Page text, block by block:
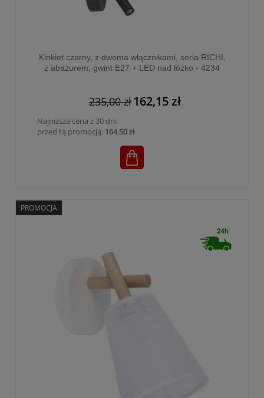
Kinkiet czarny, z dwoma włącznikami, seria RICHI,
z abażurem, gwint E27 + LED nad łóżko - 4234
235,00 zł 162,15 zł
Najniższa cena z 30 dni
przed tą promocją: 164,50 zł
PROMOCJA